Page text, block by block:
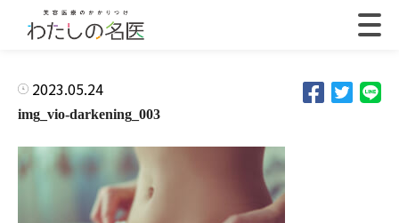
2023.05.24
img_vio-darkening_003